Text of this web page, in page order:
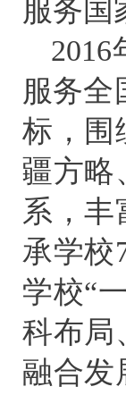
服务国
服务全
标，围
疆方略
系，丰
承学校
学校“
科布局
融合发